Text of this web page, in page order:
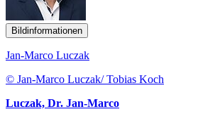
Bildinformationen
Jan-Marco Luczak
© Jan-Marco Luczak/ Tobias Koch
Luczak, Dr. Jan-Marco